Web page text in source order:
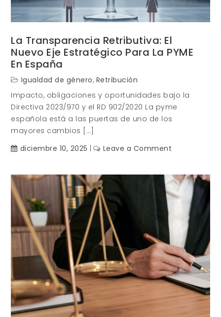
La Transparencia Retributiva: El
Nuevo Eje Estratégico Para La PYME
En España
Igualdad de género, Retribución
Impacto, obligaciones y oportunidades bajo la
Directiva 2023/970 y el RD 902/2020 La pyme
española está a las puertas de uno de los
mayores cambios […]
diciembre 10, 2025
Leave a Comment
Retributiva:
el
nuevo
estratégico
para
la
PYME
en
España